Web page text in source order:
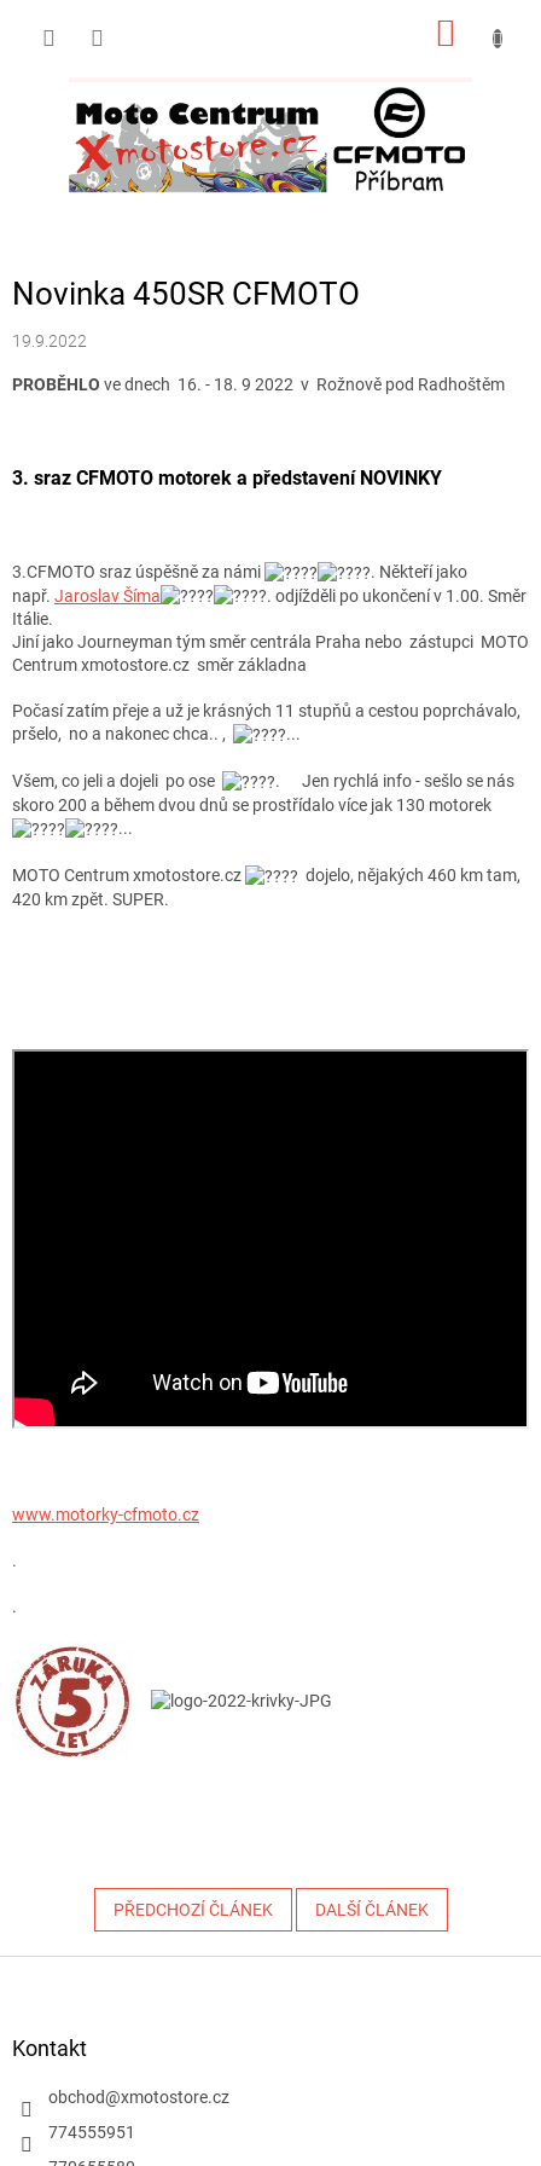
Novinka 450SR CFMOTO
19.9.2022
PROBĚHLO ve dnech 16. - 18. 9 2022 v Rožnově pod Radhoštěm
3. sraz CFMOTO motorek a představení NOVINKY
3.CFMOTO sraz úspěšně za námi
. Někteří jako
např. Jaroslav Šíma
. odjížděli po ukončení v 1.00. Směr
Itálie.
Jiní jako Journeyman tým směr centrála Praha nebo zástupci MOTO
Centrum xmotostore.cz směr základna
Počasí zatím přeje a už je krásných 11 stupňů a cestou poprchávalo,
pršelo, no a nakonec chca.. ,
...
Všem, co jeli a dojeli po ose
. Jen rychlá info - sešlo se nás
skoro 200 a během dvou dnů se prostřídalo více jak 130 motorek
...
MOTO Centrum xmotostore.cz
dojelo, nějakých 460 km tam,
420 km zpět. SUPER.
www.motorky-cfmoto.cz
.
.
PŘEDCHOZÍ ČLÁNEK DALŠÍ ČLÁNEK
Kontakt
obchod@xmotostore.cz
774555951